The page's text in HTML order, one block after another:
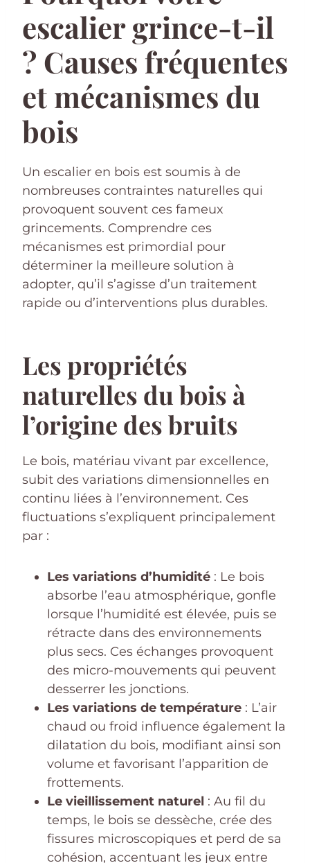
escalier grince-t-il
? Causes fréquentes
et mécanismes du
bois
Un escalier en bois est soumis à de
nombreuses contraintes naturelles qui
provoquent souvent ces fameux
grincements. Comprendre ces
mécanismes est primordial pour
déterminer la meilleure solution à
adopter, qu’il s’agisse d’un traitement
rapide ou d’interventions plus durables.
Les propriétés
naturelles du bois à
l’origine des bruits
Le bois, matériau vivant par excellence,
subit des variations dimensionnelles en
continu liées à l’environnement. Ces
fluctuations s’expliquent principalement
par :
Les variations d’humidité : Le bois
absorbe l’eau atmosphérique, gonfle
lorsque l’humidité est élevée, puis se
rétracte dans des environnements
plus secs. Ces échanges provoquent
des micro-mouvements qui peuvent
desserrer les jonctions.
Les variations de température : L’air
chaud ou froid influence également la
dilatation du bois, modifiant ainsi son
volume et favorisant l’apparition de
frottements.
Le vieillissement naturel : Au fil du
temps, le bois se dessèche, crée des
fissures microscopiques et perd de sa
cohésion, accentuant les jeux entre